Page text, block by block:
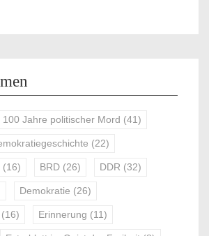
100 Jahre politischer Mord (41)
(22)
(16) BRD (26) DDR (32)
Demokratie (26)
(16) Erinnerung (11)